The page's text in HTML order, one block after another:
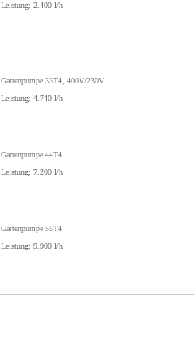
Leistung: 2.400 l/h
Gartenpumpe 33T4, 400V/230V
Leistung: 4.740 l/h
Gartenpumpe 44T4
Leistung: 7.200 l/h
Gartenpumpe 55T4
Leistung: 9.900 l/h